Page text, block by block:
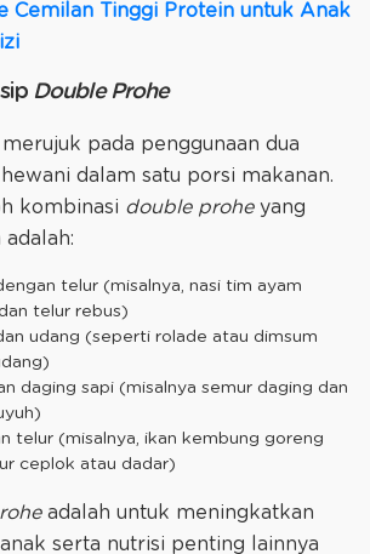
Cemilan Tinggi Protein untuk Anak
Double Prohe
pada penggunaan dua
dalam satu porsi makanan.
kombinasi double prohe yang
telur (misalnya, nasi tim ayam
telur rebus)
udang (seperti rolade atau dimsum
daging sapi (misalnya semur daging dan
telur (misalnya, ikan kembung goreng
ceplok atau dadar)
adalah untuk meningkatkan
serta nutrisi penting lainnya